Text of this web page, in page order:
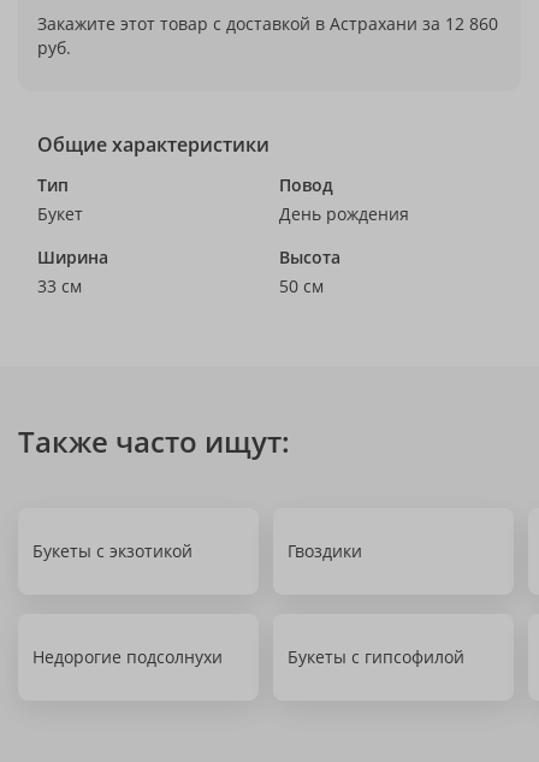
Закажите этот товар с доставкой в Астрахани за 12 860
руб.
Общие характеристики
Тип
Букет
Повод
День рождения
Ширина
33 см
Высота
50 см
Также часто ищут:
Букеты с экзотикой Гвоздики
Недорогие подсолнухи Букеты с гипсофилой